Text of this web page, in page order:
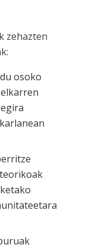
zehazten
osoko